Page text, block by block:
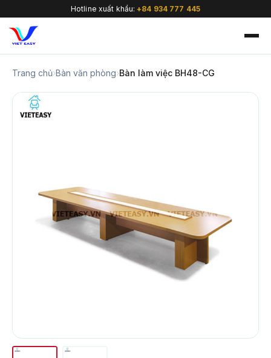
Hotline xuất khẩu:+84 934 777 445
Trang chủ›Bàn văn phòng›Bàn làm việc BH48-CG